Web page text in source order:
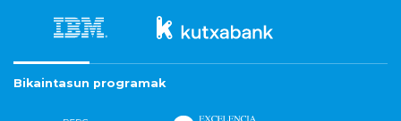
Bikaintasun programak